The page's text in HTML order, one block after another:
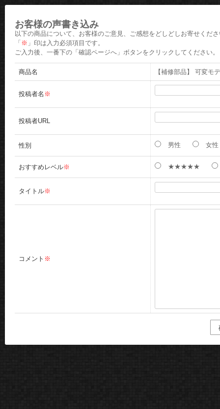
お客様の声書き込み
以下の商品について、お客様のご意見、ご感想をどしどしお寄せくだ
「 ※ 」印は入力必須項目です。
ご入力後、一番下の「確認ページへ」ボタンをクリックしてください。
商品名 【補修部品】 可変モ
投稿者名 ※
投稿者URL
性別 男性 女性
おすすめレベル※ ★★★★★
タイトル※
コメント ※